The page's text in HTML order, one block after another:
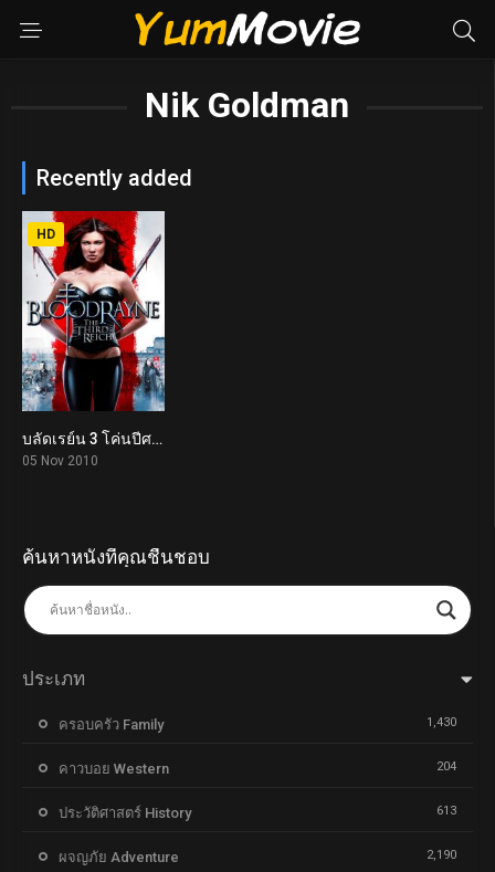
Nik Goldman
Recently added
3
HD
บลัดเรย์น 3 โค่นปีศาจนาซีอมตะ BloodRayne: The Third Reich (2010)
05 Nov 2010
ค้นหาหนังที่คุณชื่นชอบ
ประเภท
ครอบครัว Family 1,430
คาวบอย Western 204
ประวัติศาสตร์ History 613
ผจญภัย Adventure 2,190